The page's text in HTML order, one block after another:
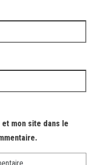
mon site dans le